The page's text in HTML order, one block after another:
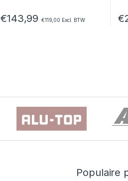
€143,99 €119,00 Excl. BTW €
Populaire